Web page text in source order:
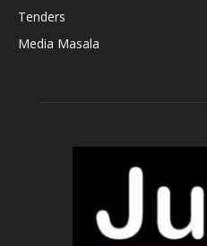
Tenders
Media Masala